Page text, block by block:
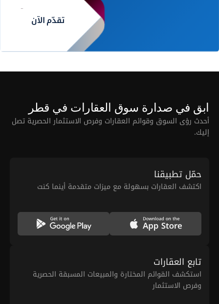
تقدّم الآن
ابق في صدارة سوق العقارات في قطر
أحدث رؤى السوق وقوائم العقارات وفرص الاستثمار الحصرية تصل
إليك.
حمّل تطبيقنا
اكتشف العقارات بسهولة مع ميزات متقدمة أينما كنت
تابع العقارات
استكشف القوائم المختارة والمبيعات المسبقة الحصرية
وفرص الاستثمار